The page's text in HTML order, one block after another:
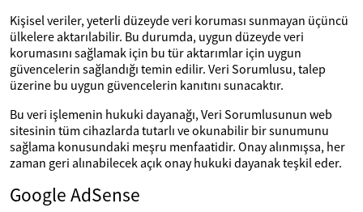
Kişisel veriler, yeterli düzeyde veri koruması sunmayan üçüncü
ülkelere aktarılabilir. Bu durumda, uygun düzeyde veri
korumasını sağlamak için bu tür aktarımlar için uygun
güvencelerin sağlandığı temin edilir. Veri Sorumlusu, talep
üzerine bu uygun güvencelerin kanıtını sunacaktır.
Bu veri işlemenin hukuki dayanağı, Veri Sorumlusunun web
sitesinin tüm cihazlarda tutarlı ve okunabilir bir sunumunu
sağlama konusundaki meşru menfaatidir. Onay alınmışsa, her
zaman geri alınabilecek açık onay hukuki dayanak teşkil eder.
Google AdSense